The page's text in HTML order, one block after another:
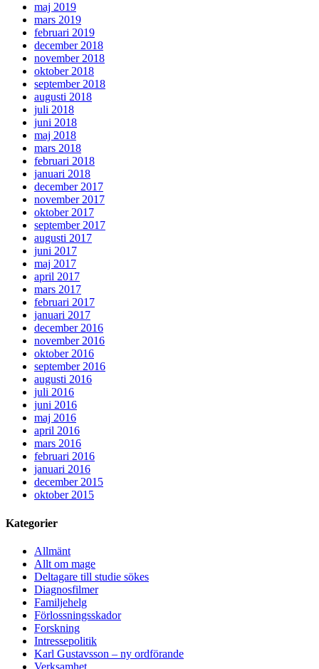
maj 2019
mars 2019
februari 2019
december 2018
november 2018
oktober 2018
september 2018
augusti 2018
juli 2018
juni 2018
maj 2018
mars 2018
februari 2018
januari 2018
december 2017
november 2017
oktober 2017
september 2017
augusti 2017
juni 2017
maj 2017
april 2017
mars 2017
februari 2017
januari 2017
december 2016
november 2016
oktober 2016
september 2016
augusti 2016
juli 2016
juni 2016
maj 2016
april 2016
mars 2016
februari 2016
januari 2016
december 2015
oktober 2015
Kategorier
Allmänt
Allt om mage
Deltagare till studie sökes
Diagnosfilmer
Familjehelg
Förlossningsskador
Forskning
Intressepolitik
Karl Gustavsson – ny ordförande
Verksamhet